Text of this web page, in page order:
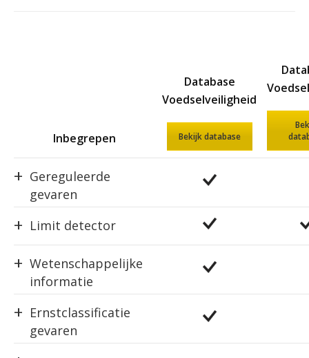
Inbegrepen
Database
Voedselveiligheid
Bekijk database
+ Gereguleerde
gevaren
+ Limit detector
+ Wetenschappelijke
informatie
+ Ernstclassificatie
gevaren